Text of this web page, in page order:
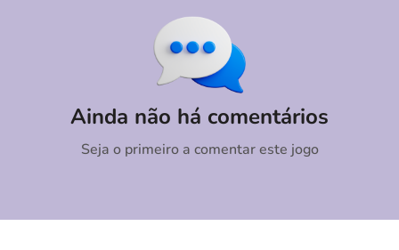
Ainda não há comentários
Seja o primeiro a comentar este jogo